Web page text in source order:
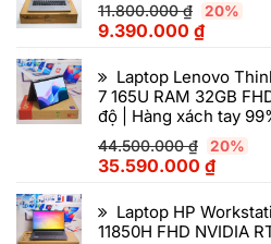
11.800.000₫ 20%
9.390.000 ₫
Laptop Lenovo
7 165U RAM 32GB
độ | Hàng xách tay
44.500.000₫ 20%
35.590.000 ₫
Laptop HP
11850H FHD NVIDIA